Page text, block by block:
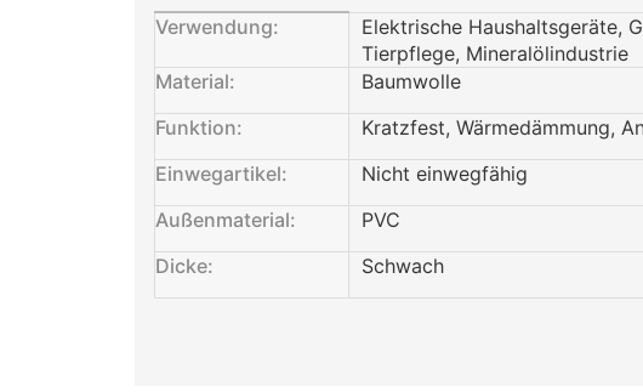
Verwendung:
Elektrische Haushaltsgeräte,
Tierpflege, Mineralölindustrie
Material:
Baumwolle
Funktion:
Kratzfest, Wärmedämmung,
Einwegartikel:
Nicht einwegfähig
Außenmaterial:
PVC
Dicke:
Schwach